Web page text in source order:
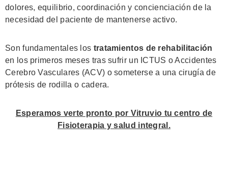
dolores, equilibrio, coordinación y concienciación de la
necesidad del paciente de mantenerse activo.
Son fundamentales los tratamientos de rehabilitación
en los primeros meses tras sufrir un ICTUS o Accidentes
Cerebro Vasculares (ACV) o someterse a una cirugía de
prótesis de rodilla o cadera.
Esperamos verte pronto por Vitruvio tu centro de
Fisioterapia y salud integral.